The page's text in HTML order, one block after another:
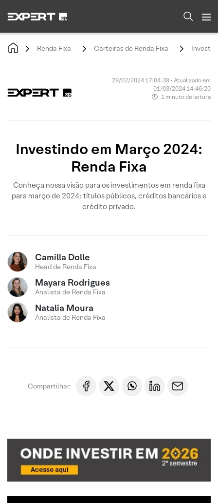
Renda Fixa Carteiras de Renda Fixa
29/02/2024 17:04:39 • Atualizado em
01/03/2024 14:46:20
1 minuto de leitura
Investindo em Março 2024:
Renda Fixa
Conheça nossa visão para os investimentos em renda fixa
para março de 2024: títulos públicos, créditos bancários e
crédito privado.
Camilla Dolle
Head de Renda Fixa
Mayara Rodrigues
Analista de Renda Fixa
Natalia Moura
Analista de Renda Fixa
Compartilhar: